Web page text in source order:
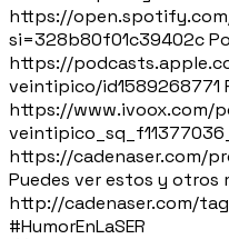
https://open.spotify.com/
si=328b80f01c39402c
https://
veintipico/id1589268771
https://www.ivoox.com/
https://cadenaser.com/
Puedes ver estos y otros
http://cadenaser.com/
#HumorEnLaSER